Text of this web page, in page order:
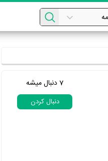
7دنبال میشه
دنبال کردن